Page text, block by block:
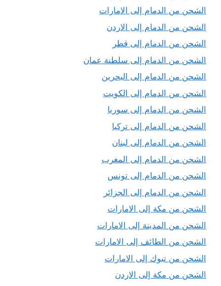
الشحن من الدمام إلى الامارات
الشحن من الدمام إلى الاردن
الشحن من الدمام إلى قطر
الشحن من الدمام إلى سلطنة عمان
الشحن من الدمام إلى البحرين
الشحن من الدمام إلى الكويت
الشحن من الدمام إلى سوريا
الشحن من الدمام إلى تركيا
الشحن من الدمام إلى لبنان
الشحن من الدمام إلى المغرب
الشحن من الدمام إلى تونس
الشحن من الدمام إلى الجزائر
الشحن من مكة إلى الامارات
الشحن من المدينة إلى الامارات
الشحن من الطائف إلى الامارات
الشحن من تبوك إلى الامارات
الشحن من مكة إلى الاردن